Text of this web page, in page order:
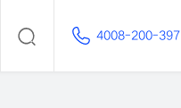
4008-200-397